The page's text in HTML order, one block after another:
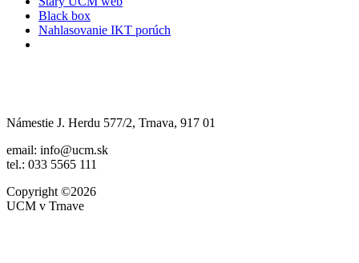
Black box
Nahlasovanie IKT porúch
Námestie J. Herdu 577/2, Trnava, 917 01
email: info@ucm.sk
tel.: 033 5565 111
Copyright ©2026
UCM v Trnave